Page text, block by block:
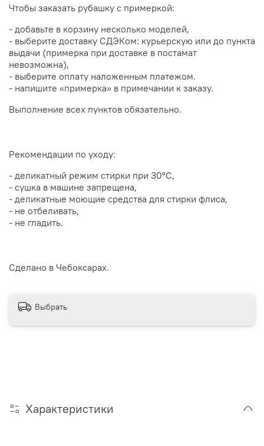
Чтобы заказать рубашку с примеркой:
- добавьте в корзину несколько моделей,
- выберите доставку СДЭКом: курьерскую или до пункта
выдачи (примерка при доставке в постамат
невозможна),
- выберите оплату наложенным платежом.
- напишите «примерка» в примечании к заказу.
Выполнение всех пунктов обязательно.
Рекомендации по уходу:
- деликатный режим стирки при 30°С,
- сушка в машине запрещена,
- деликатные моющие средства для стирки флиса,
- не отбеливать,
- не гладить.
Сделано в Чебоксарах.
Выбрать
Характеристики